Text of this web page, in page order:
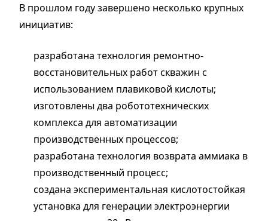
В прошлом году завершено несколько крупных
инициатив:
разработана технология ремонтно-
восстановительных работ скважин с
использованием плавиковой кислоты;
изготовлены два робототехнических
комплекса для автоматизации
производственных процессов;
разработана технология возврата аммиака в
производственный процесс;
создана экспериментальная кислотостойкая
установка для генерации электроэнергии